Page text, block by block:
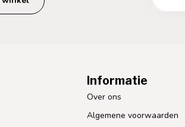
Informatie
Over ons
Algemene voorwaarden